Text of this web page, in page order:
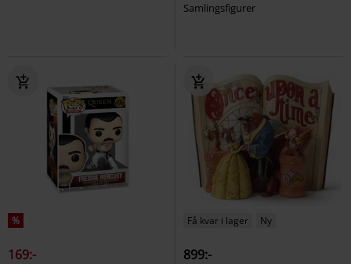
Samlingsfigurer
%
169:-
Få kvar i lager Ny
899:-